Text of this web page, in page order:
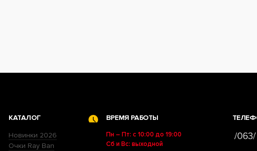
КАТАЛОГ
Новинки 2026
Очки Ray Ban
ВРЕМЯ РАБОТЫ
Пн – Пт: с 10:00 до 19:00
Сб и Вс: выходной